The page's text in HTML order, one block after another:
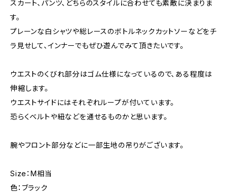
スカート、パンツ、どちらのスタイルに合わせても素敵に決まりま
す。
プレーンな白シャツや総レースのボトルネックカットソーなどをチ
ラ見せして、インナーでもぜひ遊んでみて頂きたいです。
ウエストのくびれ部分はゴム仕様になっているので、ある程度は
伸縮します。
ウエストサイドにはそれぞれループが付いています。
恐らくベルトや紐などを通せるものかと思います。
腕やフロント部分などに一部生地の吊りがございます。
Size：M相当
色：ブラック